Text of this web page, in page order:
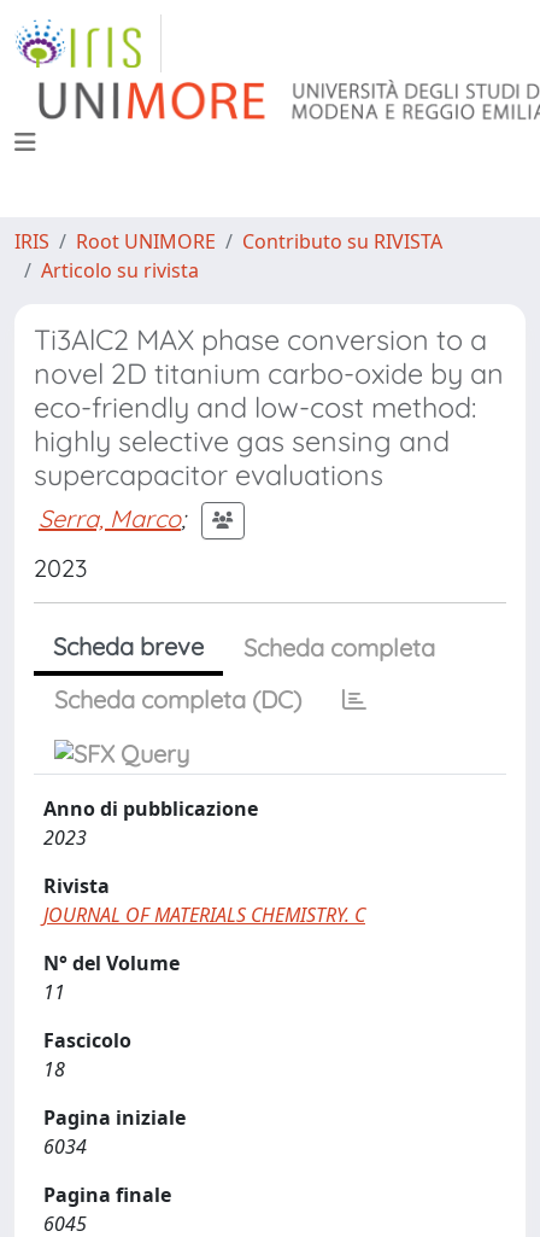
IRIS Root UNIMORE
Contributo su RIVISTA
Articolo su rivista
Ti3AlC2 MAX phase conversion to a
novel 2D titanium carbo-oxide by an
eco-friendly and low-cost method:
highly selective gas sensing and
supercapacitor evaluations
Serra, Marco;
2023
Scheda breve
Scheda completa
Scheda completa (DC)
Anno di pubblicazione
2023
Rivista
JOURNAL OF MATERIALS CHEMISTRY. C
N° del Volume
11
Fascicolo
18
Pagina iniziale
6034
Pagina finale
6045